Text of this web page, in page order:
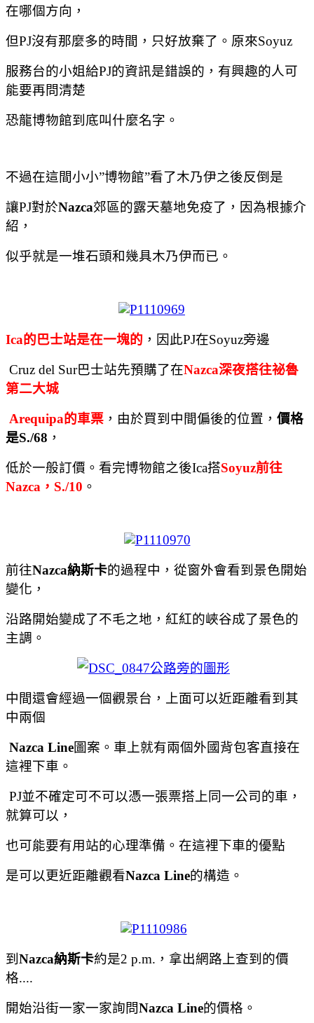
在哪個方向，
但PJ沒有那麼多的時間，只好放棄了。原來Soyuz
服務台的小姐給PJ的資訊是錯誤的，有興趣的人可
能要再問清楚
恐龍博物館到底叫什麼名字。
不過在這間小小”博物館”看了木乃伊之後反倒是
讓PJ對於Nazca郊區的露天墓地免疫了，因為根據介
紹，
似乎就是一堆石頭和幾具木乃伊而已。
Ica的巴士站是在一塊的 ，因此PJ在Soyuz旁邊
Cruz del Sur巴士站先預購了在Nazca深夜搭往祕魯
第二大城
Arequipa的車票 ，由於買到中間偏後的位置， 價格
是S./68 ，
低於一般訂價。看完博物館之後Ica搭Soyuz前往
Nazca ， S./10 。
前往Nazca納斯卡的過程中，從窗外會看到景色開始
變化，
沿路開始變成了不毛之地，紅紅的峽谷成了景色的
主調。
中間還會經過一個觀景台，上面可以近距離看到其
中兩個
Nazca Line圖案。車上就有兩個外國背包客直接在
這裡下車。
PJ並不確定可不可以憑一張票搭上同一公司的車，
就算可以，
也可能要有用站的心理準備。在這裡下車的優點
是可以更近距離觀看Nazca Line的構造。
到 Nazca納斯卡約是2 p.m. ，拿出網路上查到的價
格....
開始沿街一家一家詢問Nazca Line的價格。